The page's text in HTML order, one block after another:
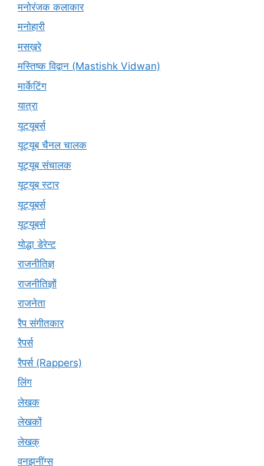
मनोरंजक कलाकार
मनोहारी
मसख़रे
मस्तिष्क विद्वान (Mastishk Vidwan)
मार्केटिंग
यात्रा
यूटयूबर्स
यूट्यूब चैनल चालक
यूट्यूब संचालक
यूट्यूब स्टार
यूट्‍यूबर्स
यूट्यूबर्स
योद्धा डेरेन्ट
राजनीतिज्ञ
राजनीतिज्ञों
राजनेता
रैप संगीतकार
रैपर्स
रैपर्स (Rappers)
लिंग
लेखक
लेखकों
लेखक्
वनझनींग्स